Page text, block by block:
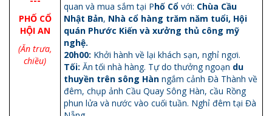
PHỐ CỔ
HỘI AN
(Ăn trưa,
chiều)
quan và mua sắm tại Phố Cổ với: Chùa Cầu
Nhật Bản, Nhà cổ hàng trăm năm tuổi, Hội
quán Phước Kiến và xưởng thủ công mỹ
nghệ.
20h00: Khởi hành về lại khách sạn, nghỉ ngơi.
Tối: Ăn tối nhà hàng. Tự do thưởng ngoạn du
thuyền trên sông Hàn ngắm cảnh Đà Thành về
đêm, chụp ảnh Cầu Quay Sông Hàn, cầu Rồng
phun lửa và nước vào cuối tuần. Nghỉ đêm tại Đà